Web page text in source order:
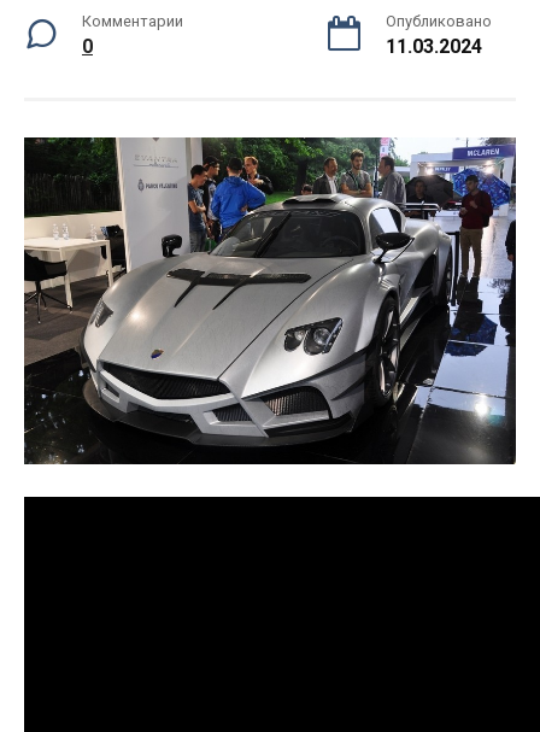
Комментарии
0
Опубликовано
11.03.2024